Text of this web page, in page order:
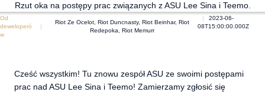
Rzut oka na postępy prac związanych z ASU Lee Sina i Teemo.
Od
deweloperó
w
Riot Ze Ocelot, Riot Duncnasty, Riot Beinhar, Riot
Redepoka, Riot Memurr
2023-06-
08T15:00:00.000Z
Cześć wszystkim! Tu znowu zespół ASU ze swoimi postępami
prac nad ASU Lee Sina i Teemo! Zamierzamy zgłosić się